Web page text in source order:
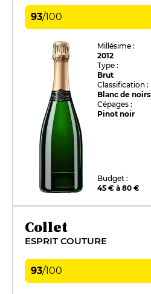
93/100
Millésime :
2012
Type :
Brut
Classification :
Blanc de noirs
Cépages :
Pinot noir
Budget :
45 € à 80 €
Collet
ESPRIT COUTURE
93/100